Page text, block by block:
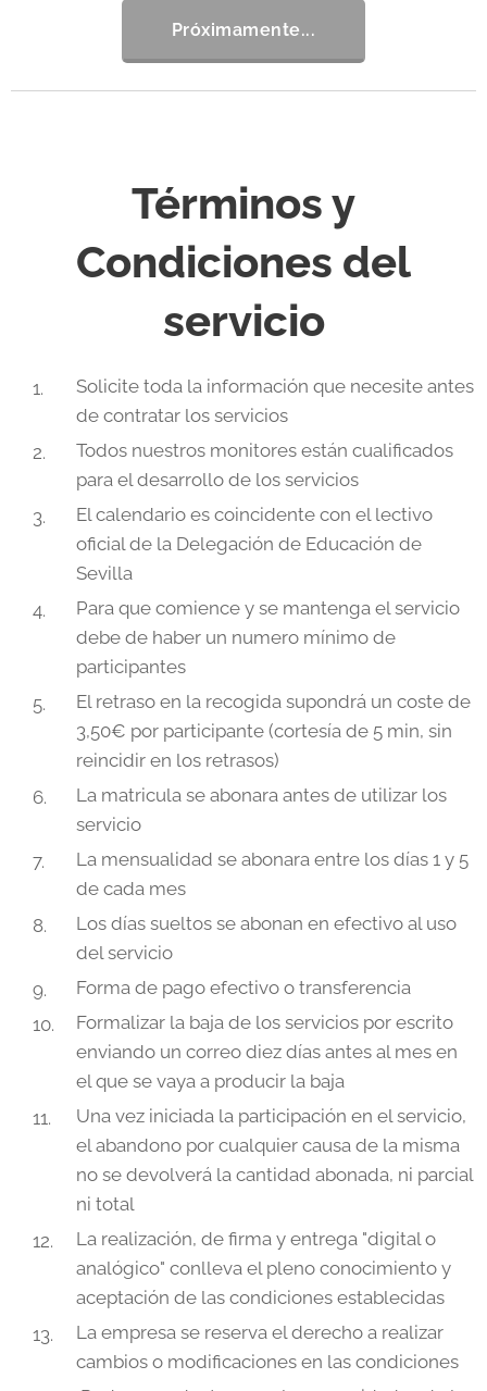
Próximamente...
Términos y
Condiciones del
servicio
Solicite toda la información que necesite antes
de contratar los servicios
Todos nuestros monitores están cualificados
para el desarrollo de los servicios
El calendario es coincidente con el lectivo
oficial de la Delegación de Educación de
Sevilla
Para que comience y se mantenga el servicio
debe de haber un numero mínimo de
participantes
El retraso en la recogida supondrá un coste de
3,50€ por participante (cortesía de 5 min, sin
reincidir en los retrasos)
La matricula se abonara antes de utilizar los
servicio
La mensualidad se abonara entre los días 1 y 5
de cada mes
Los días sueltos se abonan en efectivo al uso
del servicio
Forma de pago efectivo o transferencia
Formalizar la baja de los servicios por escrito
enviando un correo diez días antes al mes en
el que se vaya a producir la baja
Una vez iniciada la participación en el servicio,
el abandono por cualquier causa de la misma
no se devolverá la cantidad abonada, ni parcial
ni total
La realización, de firma y entrega "digital o
analógico" conlleva el pleno conocimiento y
aceptación de las condiciones establecidas
La empresa se reserva el derecho a realizar
cambios o modificaciones en las condiciones